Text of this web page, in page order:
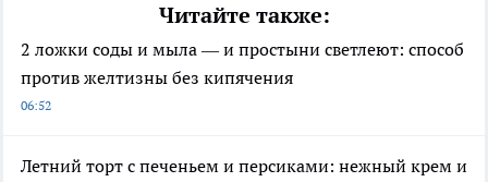
Читайте также:
2 ложки соды и мыла — и простыни светлеют: способ
против желтизны без кипячения
06:52
Летний торт с печеньем и персиками: нежный крем и